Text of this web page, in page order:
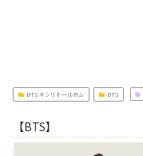
BTS キシリトールガム BTS
【BTS】